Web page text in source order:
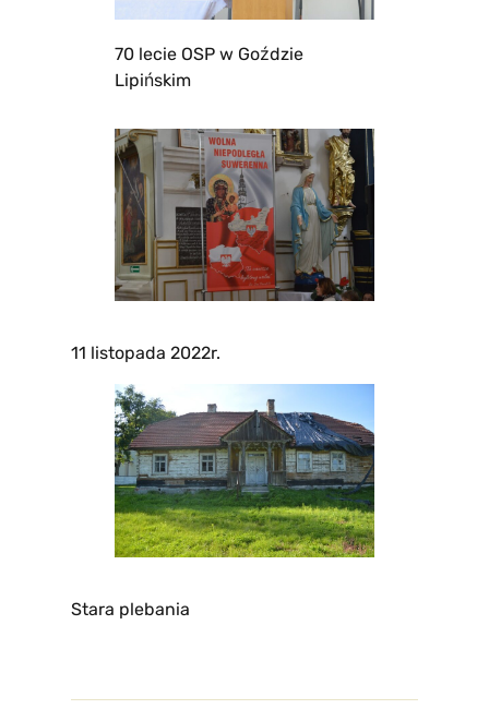
70 lecie OSP w Goździe
Lipińskim
11 listopada 2022r.
Stara plebania